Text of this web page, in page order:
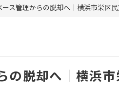
ス管理からの脱却へ｜横浜市栄区
の脱却へ｜横浜